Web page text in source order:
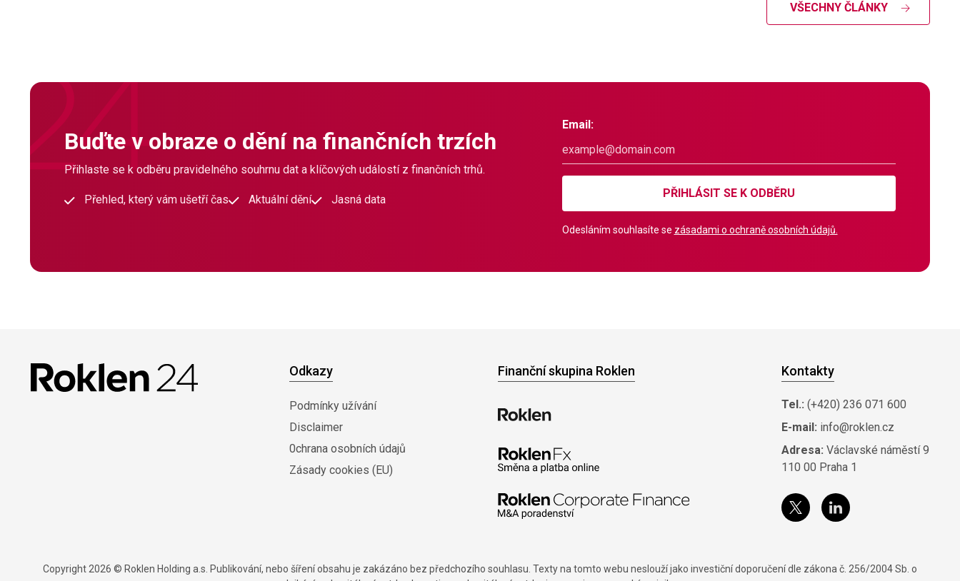
VŠECHNY ČLÁNKY
Buďte v obraze o dění na finančních trzích
Přihlaste se k odběru pravidelného souhrnu dat a klíčových událostí z finančních trhů.
Přehled, který vám ušetří čas Aktuální dění Jasná data
Email:
PŘIHLÁSIT SE K ODBĚRU
Odesláním souhlasíte se zásadami o ochraně osobních údajů.
Odkazy
Podmínky užívání
Disclaimer
0chrana osobních údajů
Zásady cookies (EU)
Finanční skupina Roklen Kontakty
Tel.: (+420) 236 071 600
E-mail: info@roklen.cz
Adresa: Václavské náměstí 9
110 00 Praha 1
Copyright 2026 © Roklen Holding a.s. Publikování, nebo šíření obsahu je zakázáno bez předchozího souhlasu. Texty na tomto webu neslouží jako investiční doporučení dle zákona č. 256/2004 Sb. o